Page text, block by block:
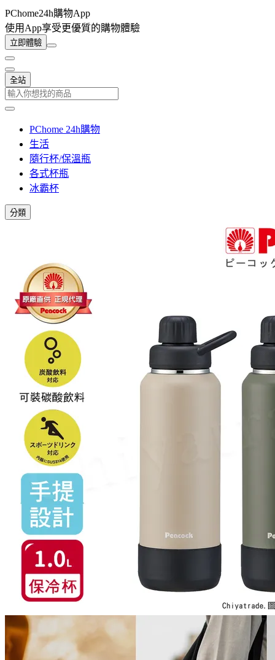
PChome24h購物App
使用App享受更優質的購物體驗
立即體驗
全站
PChome 24h購物
生活
隨行杯/保溫瓶
各式杯瓶
冰霸杯
分類